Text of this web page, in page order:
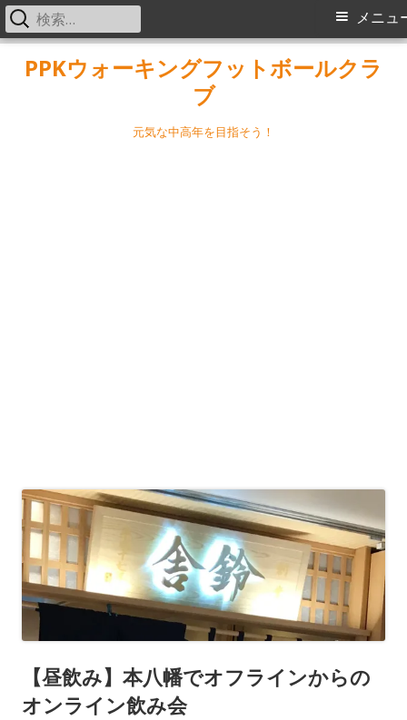
PPKウォーキングフットボールクラ
ブ
元気な中高年を目指そう！
メ
メニュ
検
索:
【昼飲み】本八幡でオフラインからの
オンライン飲み会